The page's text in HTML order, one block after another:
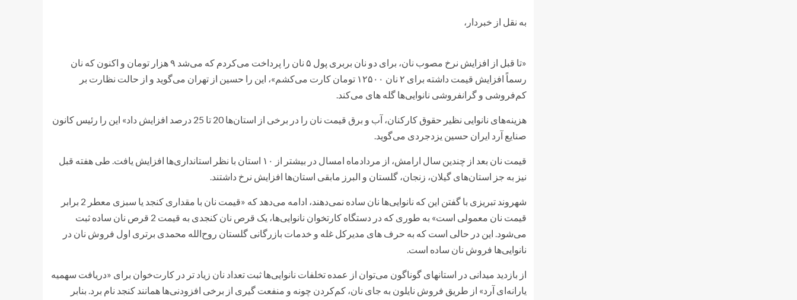
به نقل از خبردار،
«تا قبل از افزایش نرخ مصوب نان، برای دو نان بربری پول ۵ نان را پرداخت می‌کردم که می‌شد ۹ هزار تومان و اکنون که نان
رسماً افزایش قیمت داشته برای ۲ نان ۱۲۵۰۰ تومان کارت می‌کشم»، این را حسین از تهران می‌گوید و از حالت نظارت بر
کم‌فروشی و گرانفروشی نانوایی‌ها گله های می‌کند.
هزینه‌های نانوایی نظیر حقوق کارکنان، آب و برق قیمت نان را در برخی از استان‌ها 20 تا 25 درصد افزایش داد» این را رئیس کانون
صنایع آرد ایران حسین یزدجردی می‌گوید.
قیمت نان بعد از چندین سال ارامش، از مردادماه امسال در بیشتر از ۱۰ استان با نظر استانداری‌ها افزایش یافت. طی هفته قبل
نیز به جز استان‌های گیلان، زنجان، گلستان و البرز مابقی استان‌ها افزایش نرخ داشتند.
شهروند تبریزی با گفتن این که نانوایی‌ها نان ساده نمی‌دهند، ادامه می‌دهد که «قیمت نان با مقداری کنجد یا سبزی معطر 2 برابر
قیمت نان معمولی است» به طوری که در دستگاه کارتخوان نانوایی‌ها، یک قرص نان کنجدی به قیمت 2 قرص نان ساده ثبت
می‌شود. این در حالی است که به حرف های مدیرکل غله و خدمات بازرگانی گلستان روح‌الله محمدی برتری اول فروش نان در
نانوایی‌ها فروش نان ساده است.
از بازدید میدانی در استانهای گوناگون می‌توان از عمده تخلفات نانوایی‌ها ثبت تعداد نان زیاد تر در کارت‌خوان برای «دریافت سهمیه
یارانه‌ای آرد» از طریق فروش نایلون به جای نان، کم‌کردن چونه و منفعت گیری از برخی افزودنی‌ها همانند کنجد نام برد. بنابر